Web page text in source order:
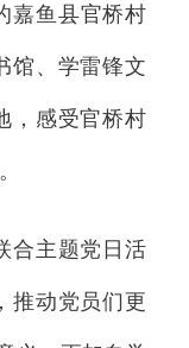
嘉鱼县官桥村
馆、学雷锋文
，感受官桥村
主题党日活
推动党员们更